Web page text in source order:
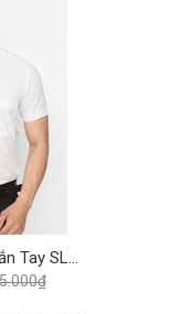
Áo Sơ Mi Màu Ngắn Tay SLimfit 405 Vĩnh Tiến - LT2-G800 - Trắng